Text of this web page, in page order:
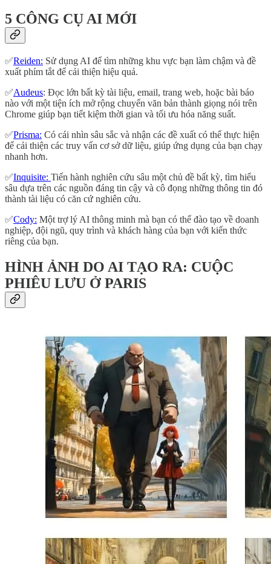
5 CÔNG CỤ AI MỚI
✅Reiden: Sử dụng AI để tìm những khu vực bạn làm chậm và đề
xuất phím tắt để cải thiện hiệu quả.
✅Audeus: Đọc lớn bất kỳ tài liệu, email, trang web, hoặc bài báo
nào với một tiện ích mở rộng chuyển văn bản thành giọng nói trên
Chrome giúp bạn tiết kiệm thời gian và tối ưu hóa năng suất.
✅Prisma: Có cái nhìn sâu sắc và nhận các đề xuất có thể thực hiện
để cải thiện các truy vấn cơ sở dữ liệu, giúp ứng dụng của bạn chạy
nhanh hơn.
✅Inquisite: Tiến hành nghiên cứu sâu một chủ đề bất kỳ, tìm hiểu
sâu dựa trên các nguồn đáng tin cậy và cô đọng những thông tin đó
thành tài liệu có căn cứ nghiên cứu.
✅Cody: Một trợ lý AI thông minh mà bạn có thể đào tạo về doanh
nghiệp, đội ngũ, quy trình và khách hàng của bạn với kiến thức
riêng của bạn.
HÌNH ẢNH DO AI TẠO RA: CUỘC
PHIÊU LƯU Ở PARIS